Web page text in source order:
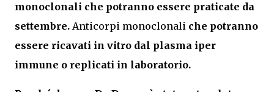
monoclonali che potranno essere praticate da
settembre. Anticorpi monoclonali che potranno
essere ricavati in vitro dal plasma iper
immune o replicati in laboratorio.